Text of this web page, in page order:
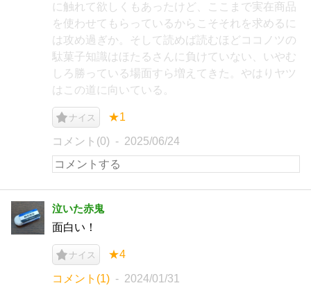
に触れて欲しくもあったけど、ここまで実在商品
を使わせてもらっているからこそそれを求めるに
は攻め過ぎか。そして読めば読むほどココノツの
駄菓子知識はほたるさんに負けていない、いやむ
しろ勝っている場面すら増えてきた。やはりヤツ
はこの道に向いている。
ナイス ★1
コメント(0) 2025/06/24
泣いた赤鬼
面白い！
ナイス ★4
コメント(1) 2024/01/31